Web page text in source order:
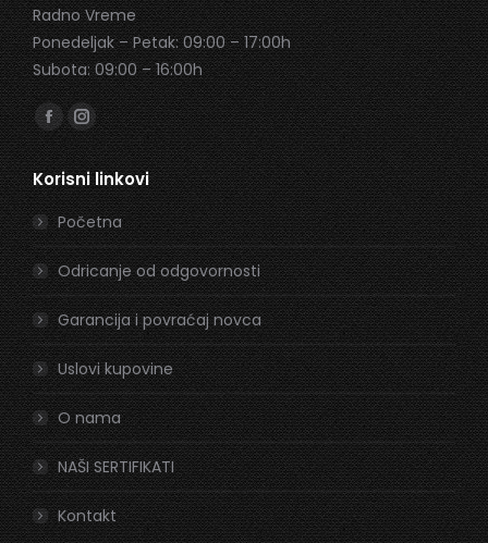
Radno Vreme
Ponedeljak – Petak: 09:00 – 17:00h
Subota: 09:00 – 16:00h
Find us on:
Facebook
page
opens
in
new
window
Instagram
page
opens
in
new
window
Korisni linkovi
Početna
Odricanje od odgovornosti
Garancija i povraćaj novca
Uslovi kupovine
O nama
NAŠI SERTIFIKATI
Kontakt